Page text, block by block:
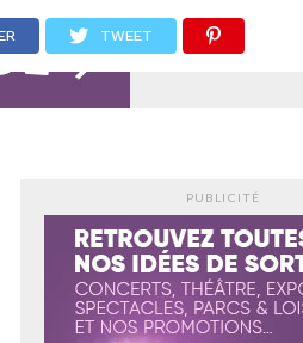
TWEET
PUBLICITÉ